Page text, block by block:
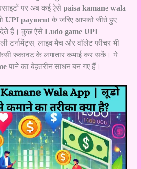
पर अब कई ऐसे paisa kamane wala
UPI paymentके जरिए आपको जीते हुए
हैं। कुछ ऐसे Ludo game UPI
टर्नामेंट्स, लाइव मैच और वॉलेट फीचर भी
रुकावट के लगातार कमाई कर सकें। ये
पाने का बेहतरीन साधन बन गए हैं।